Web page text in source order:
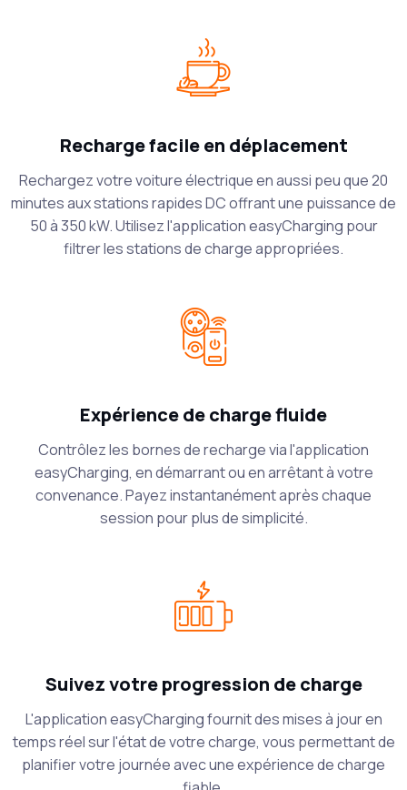
Recharge facile en déplacement
Rechargez votre voiture électrique en aussi peu que 20
minutes aux stations rapides DC offrant une puissance de
50 à 350 kW. Utilisez l'application easyCharging pour
filtrer les stations de charge appropriées.
Expérience de charge fluide
Contrôlez les bornes de recharge via l'application
easyCharging, en démarrant ou en arrêtant à votre
convenance. Payez instantanément après chaque
session pour plus de simplicité.
Suivez votre progression de charge
L'application easyCharging fournit des mises à jour en
temps réel sur l'état de votre charge, vous permettant de
planifier votre journée avec une expérience de charge